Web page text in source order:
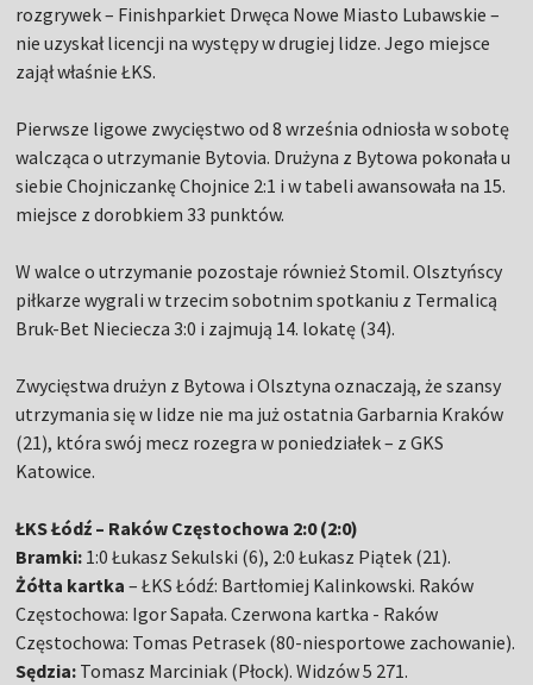
rozgrywek – Finishparkiet Drwęca Nowe Miasto Lubawskie –
nie uzyskał licencji na występy w drugiej lidze. Jego miejsce
zajął właśnie ŁKS.
Pierwsze ligowe zwycięstwo od 8 września odniosła w sobotę
walcząca o utrzymanie Bytovia. Drużyna z Bytowa pokonała u
siebie Chojniczankę Chojnice 2:1 i w tabeli awansowała na 15.
miejsce z dorobkiem 33 punktów.
W walce o utrzymanie pozostaje również Stomil. Olsztyńscy
piłkarze wygrali w trzecim sobotnim spotkaniu z Termalicą
Bruk-Bet Nieciecza 3:0 i zajmują 14. lokatę (34).
Zwycięstwa drużyn z Bytowa i Olsztyna oznaczają, że szansy
utrzymania się w lidze nie ma już ostatnia Garbarnia Kraków
(21), która swój mecz rozegra w poniedziałek – z GKS
Katowice.
ŁKS Łódź – Raków Częstochowa 2:0 (2:0)
Bramki: 1:0 Łukasz Sekulski (6), 2:0 Łukasz Piątek (21).
Żółta kartka – ŁKS Łódź: Bartłomiej Kalinkowski. Raków
Częstochowa: Igor Sapała. Czerwona kartka - Raków
Częstochowa: Tomas Petrasek (80-niesportowe zachowanie).
Sędzia: Tomasz Marciniak (Płock). Widzów 5 271.